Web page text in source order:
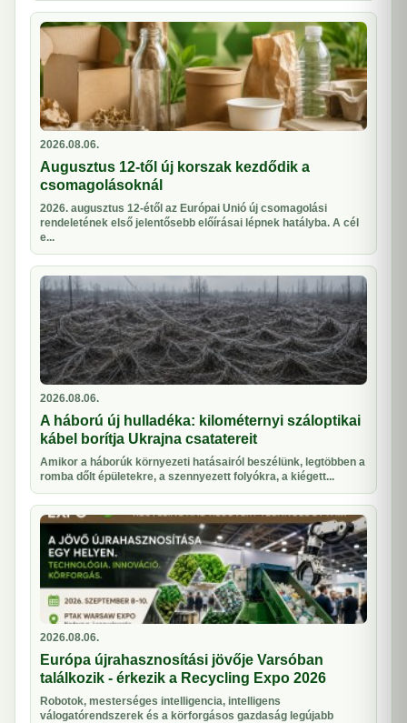
2026.08.06.
Augusztus 12-től új korszak kezdődik a
csomagolásoknál
2026. augusztus 12-étől az Európai Unió új csomagolási
rendeletének első jelentősebb előírásai lépnek hatályba. A cél
e...
2026.08.06.
A háború új hulladéka: kilométernyi száloptikai
kábel borítja Ukrajna csatatereit
Amikor a háborúk környezeti hatásairól beszélünk, legtöbben a
romba dőlt épületekre, a szennyezett folyókra, a kiégett...
2026.08.06.
Európa újrahasznosítási jövője Varsóban
találkozik - érkezik a Recycling Expo 2026
Robotok, mesterséges intelligencia, intelligens
válogatórendszerek és a körforgásos gazdaság legújabb